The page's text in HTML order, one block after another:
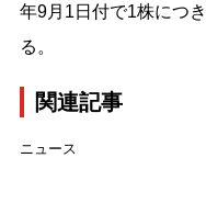
年9月1日付で1株につ
る。
関連記事
ニュース